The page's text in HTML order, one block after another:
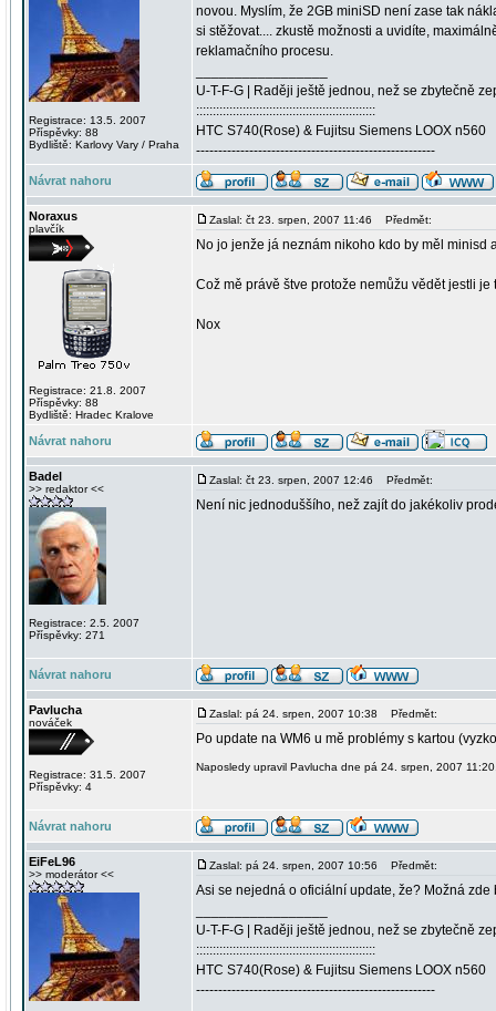
Registrace: 13.5. 2007
Příspěvky: 88
Bydliště: Karlovy Vary / Praha
novou. Myslím, že 2GB miniSD není zase tak
si stěžovat.... zkustě možnosti a uvidíte,
reklamačního procesu.
U-T-F-G | Raději ještě jednou, než se zbytečně
::::::::::::::::::::::::::::::::::::::::::::::::::::::
HTC S740(Rose) & Fujitsu Siemens LOOX n560
------------------------------------------------------
Návrat nahoru
Noraxus
plavčík
Registrace: 21.8. 2007
Příspěvky: 88
Bydliště: Hradec Kralove
Zaslal: čt 23. srpen, 2007 11:46 Předmět:
No jo jenže já neznám nikoho kdo by měl minisd
Což mě právě štve protože nemůžu vědět jestli
Nox
Návrat nahoru
Badel
>> redaktor <<
Registrace: 2.5. 2007
Příspěvky: 271
Zaslal: čt 23. srpen, 2007 12:46 Předmět:
Není nic jednoduššího, než zajít do jakékoliv
Návrat nahoru
Pavlucha
nováček
Registrace: 31.5. 2007
Příspěvky: 4
Zaslal: pá 24. srpen, 2007 10:38 Předmět:
Po update na WM6 u mě problémy s kartou
Naposledy upravil Pavlucha dne pá 24. srpen, 2007
Návrat nahoru
EiFeL96
>> moderátor <<
Zaslal: pá 24. srpen, 2007 10:56 Předmět:
Asi se nejedná o oficiální update, že? Možná zde
U-T-F-G | Raději ještě jednou, než se zbytečně
::::::::::::::::::::::::::::::::::::::::::::::::::::::
HTC S740(Rose) & Fujitsu Siemens LOOX n560
------------------------------------------------------